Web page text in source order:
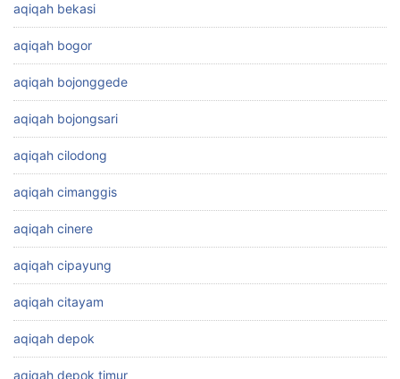
aqiqah bekasi
aqiqah bogor
aqiqah bojonggede
aqiqah bojongsari
aqiqah cilodong
aqiqah cimanggis
aqiqah cinere
aqiqah cipayung
aqiqah citayam
aqiqah depok
aqiqah depok timur